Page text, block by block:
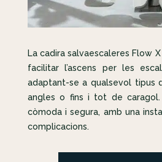
La cadira salvaescaleres Flow
facilitar l’ascens per les
adaptant-se a qualsevol tipus
angles o fins i tot de caragol.
còmoda i segura, amb una
complicacions.